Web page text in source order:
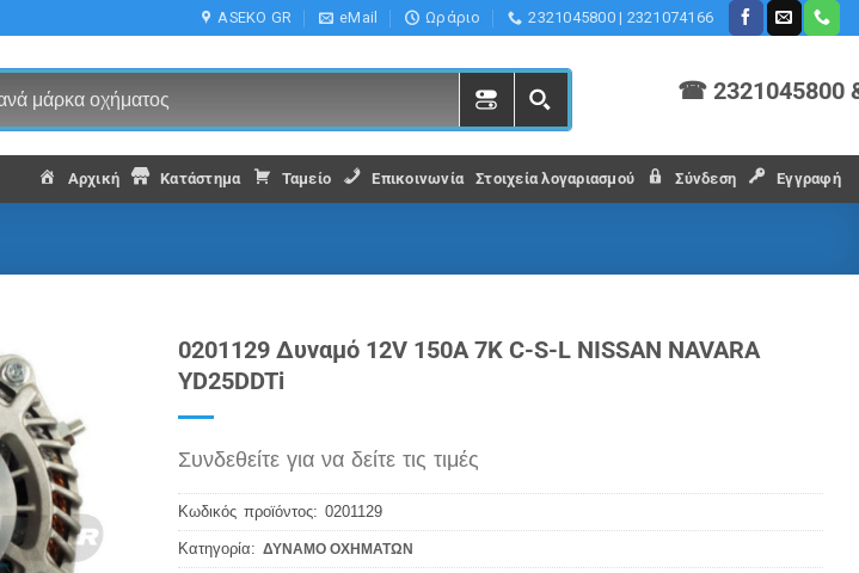
ASEKO GR eMail Ωράριο 2321045800 | 2321074166
☎ 2321045800
Αρχική Κατάστημα Ταμείο Επικοινωνία Στοιχεία λογαριασμού Σύνδεση Εγγραφή
0201129 Δυναμό 12V 150A 7K C-S-L NISSAN NAVARA
YD25DDTi
Συνδεθείτε για να δείτε τις τιμές
Κωδικός προϊόντος:0201129
Κατηγορία:ΔΥΝΑΜΟ ΟΧΗΜΑΤΩΝ